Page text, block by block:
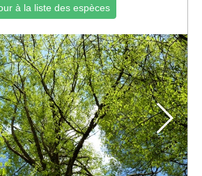
à la liste des espèces